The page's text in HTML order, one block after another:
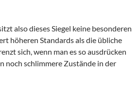
also dieses Siegel keine besonderen
höheren Standards als die übliche
sich, wenn man es so ausdrücken
noch schlimmere Zustände in der